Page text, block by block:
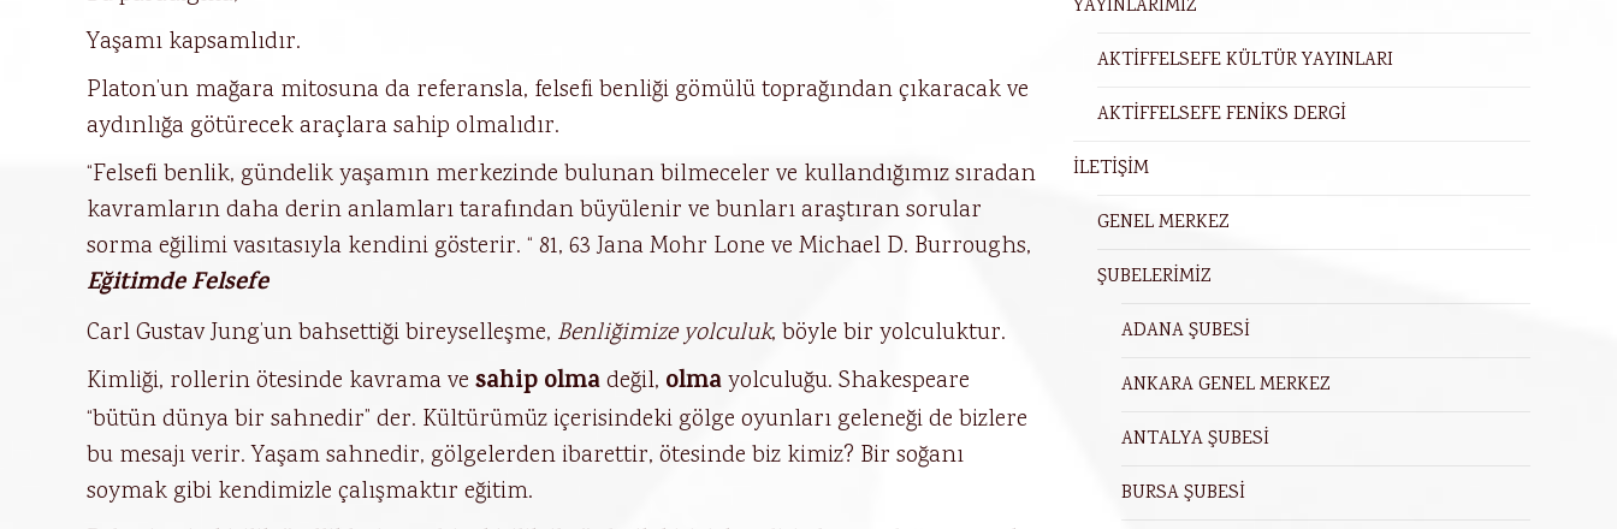
Yaşamı kapsamlıdır.
Platon’un mağara mitosuna da referansla, felsefi benliği gömülü toprağından çıkaracak ve
aydınlığa götürecek araçlara sahip olmalıdır.
“Felsefi benlik, gündelik yaşamın merkezinde bulunan bilmeceler ve kullandığımız sıradan
kavramların daha derin anlamları tarafından büyülenir ve bunları araştıran sorular
sorma eğilimi vasıtasıyla kendini gösterir. “ 81, 63 Jana Mohr Lone ve Michael D. Burroughs,
Eğitimde Felsefe
Carl Gustav Jung’un bahsettiği bireyselleşme, Benliğimize yolculuk, böyle bir yolculuktur.
Kimliği, rollerin ötesinde kavrama ve sahip olmadeğil, olmayolculuğu. Shakespeare
“bütün dünya bir sahnedir” der. Kültürümüz içerisindeki gölge oyunları geleneği de bizlere
bu mesajı verir. Yaşam sahnedir, gölgelerden ibarettir, ötesinde biz kimiz? Bir soğanı
soymak gibi kendimizle çalışmaktır eğitim.
YAYINLARIMIZ
AKTİFFELSEFE KÜLTÜR YAYINLARI
AKTİFFELSEFE FENİKS DERGİ
İLETİŞİM
GENEL MERKEZ
ŞUBELERİMİZ
ADANA ŞUBESİ
ANKARA GENEL MERKEZ
ANTALYA ŞUBESİ
BURSA ŞUBESİ